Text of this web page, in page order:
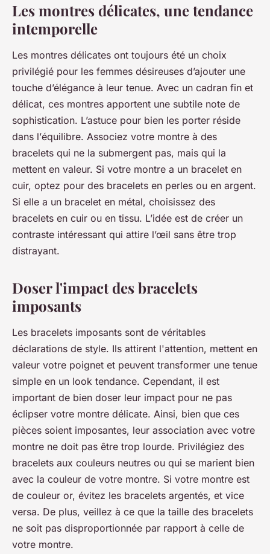
Les montres délicates, une tendance
intemporelle
Les montres délicates ont toujours été un choix
privilégié pour les femmes désireuses d’ajouter une
touche d’élégance à leur tenue. Avec un cadran fin et
délicat, ces montres apportent une subtile note de
sophistication. L’astuce pour bien les porter réside
dans l’équilibre. Associez votre montre à des
bracelets qui ne la submergent pas, mais qui la
mettent en valeur. Si votre montre a un bracelet en
cuir, optez pour des bracelets en perles ou en argent.
Si elle a un bracelet en métal, choisissez des
bracelets en cuir ou en tissu. L’idée est de créer un
contraste intéressant qui attire l’œil sans être trop
distrayant.
Doser l'impact des bracelets
imposants
Les bracelets imposants sont de véritables
déclarations de style. Ils attirent l'attention, mettent en
valeur votre poignet et peuvent transformer une tenue
simple en un look tendance. Cependant, il est
important de bien doser leur impact pour ne pas
éclipser votre montre délicate. Ainsi, bien que ces
pièces soient imposantes, leur association avec votre
montre ne doit pas être trop lourde. Privilégiez des
bracelets aux couleurs neutres ou qui se marient bien
avec la couleur de votre montre. Si votre montre est
de couleur or, évitez les bracelets argentés, et vice
versa. De plus, veillez à ce que la taille des bracelets
ne soit pas disproportionnée par rapport à celle de
votre montre.